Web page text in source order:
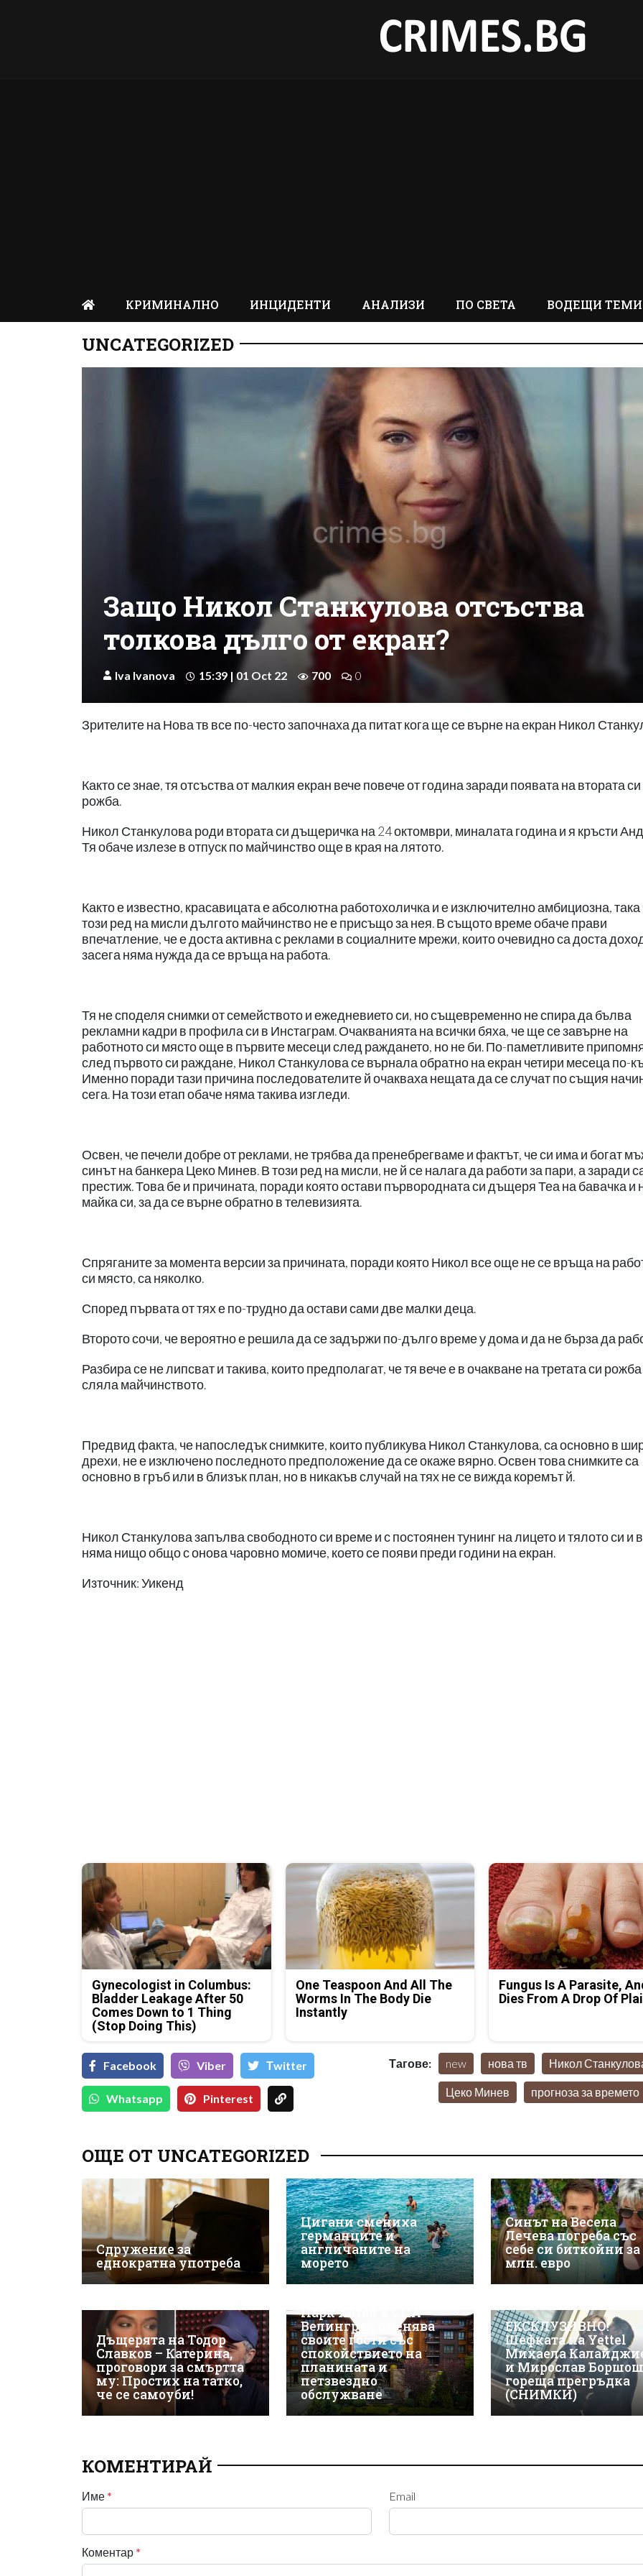
КРИМИНАЛНО ИНЦИДЕНТИ АНАЛИЗИ ПО СВЕТА ВОДЕЩИ ТЕМИ
UNCATEGORIZED
Защо Никол Станкулова отсъства
толкова дълго от екран?
Iva Ivanova 15:39 | 01 Oct 22 700 0
Зрителите на Нова тв все по-често започнаха да питат кога ще се върне на екран Никол
Както се знае, тя отсъства от малкия екран вече повече от година заради появата на втората си
рожба.
Никол Станкулова роди втората си дъщеричка на 24 октомври, миналата година и я кръсти
Тя обаче излезе в отпуск по майчинство още в края на лятото.
Както е известно, красавицата е абсолютна работохоличка и е изключително амбициозна, така
този ред на мисли дългото майчинство не е присъщо за нея. В същото време обаче прави
впечатление, че е доста активна с реклами в социалните мрежи, които очевидно са доста
засега няма нужда да се връща на работа.
Тя не споделя снимки от семейството и ежедневието си, но същевременно не спира да бълва
рекламни кадри в профила си в Инстаграм. Очакванията на всички бяха, че ще се завърне на
работното си място още в първите месеци след раждането, но не би. По-паметливите
след първото си раждане, Никол Станкулова се върнала обратно на екран четири месеца по-
Именно поради тази причина последователите й очакваха нещата да се случат по същия
сега. На този етап обаче няма такива изгледи.
Освен, че печели добре от реклами, не трябва да пренебрегваме и фактът, че си има и богат
синът на банкера Цеко Минев. В този ред на мисли, не й се налага да работи за пари, а заради
престиж. Това бе и причината, поради която остави първородната си дъщеря Теа на бавачка и
майка си, за да се върне обратно в телевизията.
Спряганите за момента версии за причината, поради която Никол все още не се връща на
си място, са няколко.
Според първата от тях е по-трудно да остави сами две малки деца.
Второто сочи, че вероятно е решила да се задържи по-дълго време у дома и да не бърза да
Разбира се не липсват и такива, които предполагат, че тя вече е в очакване на третата си
сляла майчинството.
Предвид факта, че напоследък снимките, които публикува Никол Станкулова, са основно в
дрехи, не е изключено последното предположение да се окаже вярно. Освен това снимките са
основно в гръб или в близък план, но в никакъв случай на тях не се вижда коремът й.
Никол Станкулова запълва свободното си време и с постоянен тунинг на лицето и тялото си и
няма нищо общо с онова чаровно момиче, което се появи преди години на екран.
Източник: Уикенд
Gynecologist in Columbus:
Bladder Leakage After 50
Comes Down to 1 Thing
(Stop Doing This)
One Teaspoon And All The
Worms In The Body Die
Instantly
Fungus Is A Parasite,
Dies From A Drop Of
Facebook Viber Тwitter
Whatsapp Pinterest
Тагове: new нова тв Никол
Цеко Минев прогноза за времето
ОЩЕ ОТ UNCATEGORIZED
Сдружение за
еднократна употреба
Цигани смениха
германците и
англичаните на
морето
Синът на Весела
Лечева погреба със
себе си биткойни за
млн. евро
Дъщерята на Тодор
Славков – Катерина,
проговори за смъртта
му: Простих на татко,
че се самоуби!
Парк Хотел & СПА
Велинград пленява
своите гости със
спокойствието на
планината и
петзвездно
обслужване
ЕКСКЛУЗИВНО!
Шефката на Yettel
Михаела
и Мирослав
гореща прегръдка
(СНИМКИ)
КОМЕНТИРАЙ
Име * Email
Коментар *